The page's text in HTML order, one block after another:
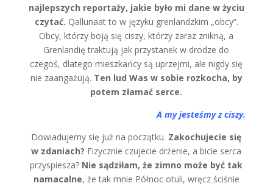
najlepszych reportaży, jakie było mi dane w życiu
czytać. Qallunaat to w języku grenlandzkim „obcy”.
Obcy, którzy boją się ciszy, którzy zaraz znikną, a
Grenlandię traktują jak przystanek w drodze do
czegoś, dlatego mieszkańcy są uprzejmi, ale nigdy się
nie zaangażują. Ten lud Was w sobie rozkocha, by
potem złamać serce.
A my jesteśmy z ciszy.
Dowiadujemy się już na początku. Zakochujecie się
w zdaniach? Fizycznie czujecie drżenie, a bicie serca
przyspiesza? Nie sądziłam, że zimno może być tak
namacalne, że tak mnie Północ otuli, wręcz ściśnie